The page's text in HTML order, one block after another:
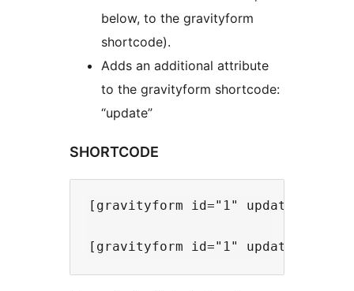
below, to the gravityform
shortcode).
Adds an additional attribute
to the gravityform shortcode:
“update”
SHORTCODE
[gravityform id="1" update] //